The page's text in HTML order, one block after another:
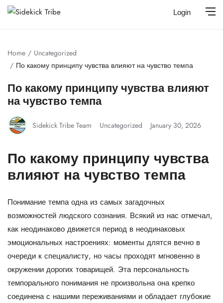
Login
Home
Uncategorized
По какому принципу чувства влияют на чувство темпа
По какому принципу чувства влияют
на чувство темпа
Sidekick Tribe Team Uncategorized January 30, 2026
По какому принципу чувства
влияют на чувство темпа
Понимание темпа одна из самых загадочных
возможностей людского сознания. Всякий из нас отмечал,
как неодинаково движется период в неодинаковых
эмоциональных настроениях: моменты длятся вечно в
очереди к специалисту, но часы проходят мгновенно в
окружении дорогих товарищей. Эта персональность
темпорального понимания не произвольна она крепко
соединена с нашими переживаниями и обладает глубокие